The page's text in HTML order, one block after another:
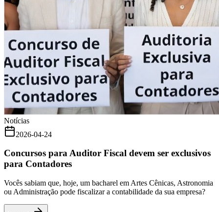
Notícias
2026-04-24
Concursos para Auditor Fiscal devem ser exclusivos
para Contadores
Vocês sabiam que, hoje, um bacharel em Artes Cênicas, Astronomia
ou Administração pode fiscalizar a contabilidade da sua empresa?